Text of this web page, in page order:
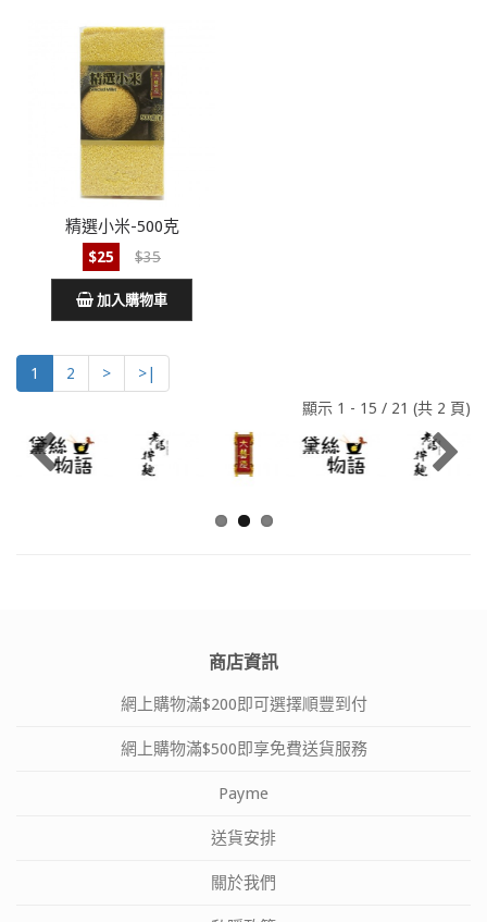
精選小米-500克
$25 $35
加入購物車
1 2 >
>|
顯示 1 - 15 / 21 (共 2 頁)
商店資訊
網上購物滿$200即可選擇順豐到付
網上購物滿$500即享免費送貨服務
Payme
送貨安排
關於我們